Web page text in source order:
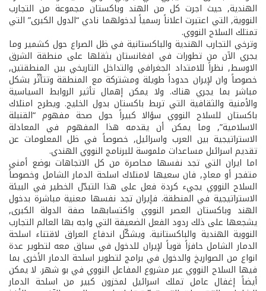
الهندية, حيث اجرت كل من الهند وباكستان مجموعة من التجارب
النووية, التي اعتبرت اعلاناً رسمياً لدخولهما نادي “الدول الكبرى” التي
تمتلك السلاح النووي.
وترخي التجارب الهندية والباكستانية في ظل الصراع حول كشمير وما
يجري الآن من تطورات في افغانستان بثقلها على منطقة الشرق
الاوسط, نظراً للامتداد الجغرافي والتداخل التاريخي بين المنطقتين,
خصوصاً وان لإيران حدوداً طويلة ومشتركة مع المنطقة وتتأثّر بشكل
مباشر بما يجري هناك. ولا يمكن إهمال تأثير الروابط السياسية
والأمنية والثقافية التي تربط باكستان بدول الخليج. ويطرح امتلاك
باكستان للسلاح النووي سؤالا كبيراً حول صحة مفهوم “القنبلة
الاسلامية”, وما يمكن أن يقدمه هذا المفهوم في المعادلة
الاستراتيجية بين العرب واسرائيل, خصوصاً في ظل المعلومات عن
تقديم اسرائىل مساعدات ملموسة للبرنامج النووي الهندي.
اما ايران التي تجد نفسها محاصرة من كل الاتجاهات بوضع أمني
متفجر أو معادٍ, فان سعيها لامتلاك اسلحة الدمار الشامل وخصوصاً
السلاح النووي يجيء كردة فعل على هذا التبدّل الخطير في البيئة
الاستراتيجية في المنطقة. فإيران تجد نفسها معنية مباشرة بدخول
الهند وباكستان العصر النووي واكتسابهما صفة الدولة الكبرى,
يشجعها على ذلك ردود الفعل الضعيفة التي واجه بها العالم التجارب
النووية الهندية والباكستانية. ويشكّل اندفاع العراق لاقتناء اسلحة
الدمار الشامل حافزاً قوياً لإيران للدخول في سباق معه لتطوير عدة
انواع من الصواريخ والدخول في برامج لتطوير اسلحة الدمار الأخرى بما
فيها السلاح النووي عبر مشروع المفاعل النووي في بو شهر. لا يمكن
أيضاً إغفال عامل تملك اسرائيل لمخزون كبير من اسلحة الدمار